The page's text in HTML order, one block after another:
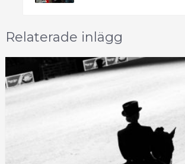
Relaterade inlägg